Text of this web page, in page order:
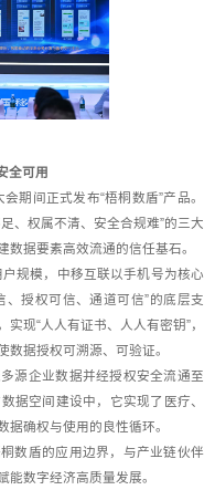
全可用
期间正式发布“梧桐数盾”产品。
、权属不清、安全合规难”的三大
据要素高效流通的信任基石。
规模，中移互联以手机号为核心
、授权可信、通道可信”的底层支
现“人人有证书、人人有密钥”，
据授权可溯源、可验证。
源企业数据并经授权安全流通至
据空间建设中，它实现了医疗、
确权与使用的良性循环。
数盾的应用边界，与产业链伙伴
数字经济高质量发展。